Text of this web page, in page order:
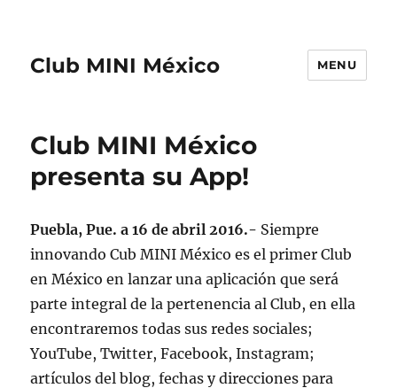
Club MINI México MENU
Club MINI México
presenta su App!
Puebla, Pue. a 16 de abril 2016.- Siempre
innovando Cub MINI México es el primer Club
en México en lanzar una aplicación que será
parte integral de la pertenencia al Club, en ella
encontraremos todas sus redes sociales;
YouTube, Twitter, Facebook, Instagram;
artículos del blog, fechas y direcciones para